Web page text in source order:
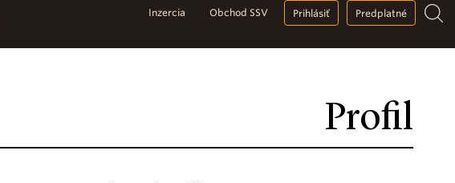
Profil
Inzercia Obchod SSV Prihlásiť Predplatné